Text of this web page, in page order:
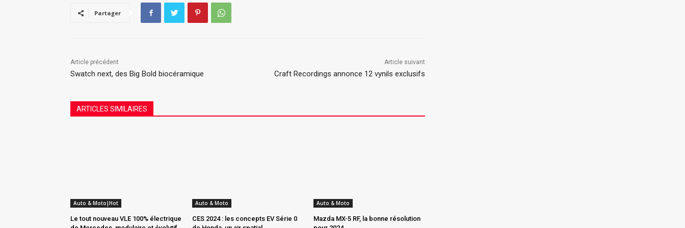
Partager
Article précédent
Swatch next, des Big Bold biocéramique
Article suivant
Craft Recordings annonce 12 vynils exclusifs
ARTICLES SIMILAIRES
Auto & Moto|Hot
Le tout nouveau VLE 100% électrique
Auto & Moto
CES 2024 : les concepts EV Série 0
Auto & Moto
Mazda MX-5 RF, la bonne résolution